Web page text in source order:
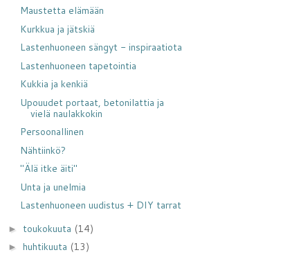
Maustetta elämään
Kurkkua ja jätskiä
Lastenhuoneen sängyt - inspiraatiota
Lastenhuoneen tapetointia
Kukkia ja kenkiä
Upouudet portaat, betonilattia ja
vielä naulakkokin
Persoonallinen
Nähtiinkö?
"Älä itke äiti"
Unta ja unelmia
Lastenhuoneen uudistus + DIY tarrat
► toukokuuta (14)
► huhtikuuta (13)